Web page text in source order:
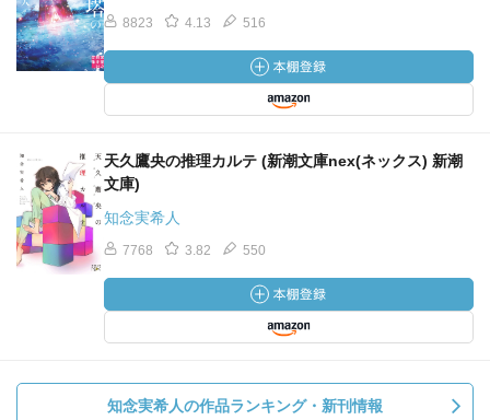
8823 4.13 516
天久鷹央の推理カルテ (新潮文庫nex(ネックス) 新潮
文庫)
知念実希人
7768 3.82 550
知念実希人の作品ランキング・新刊情報